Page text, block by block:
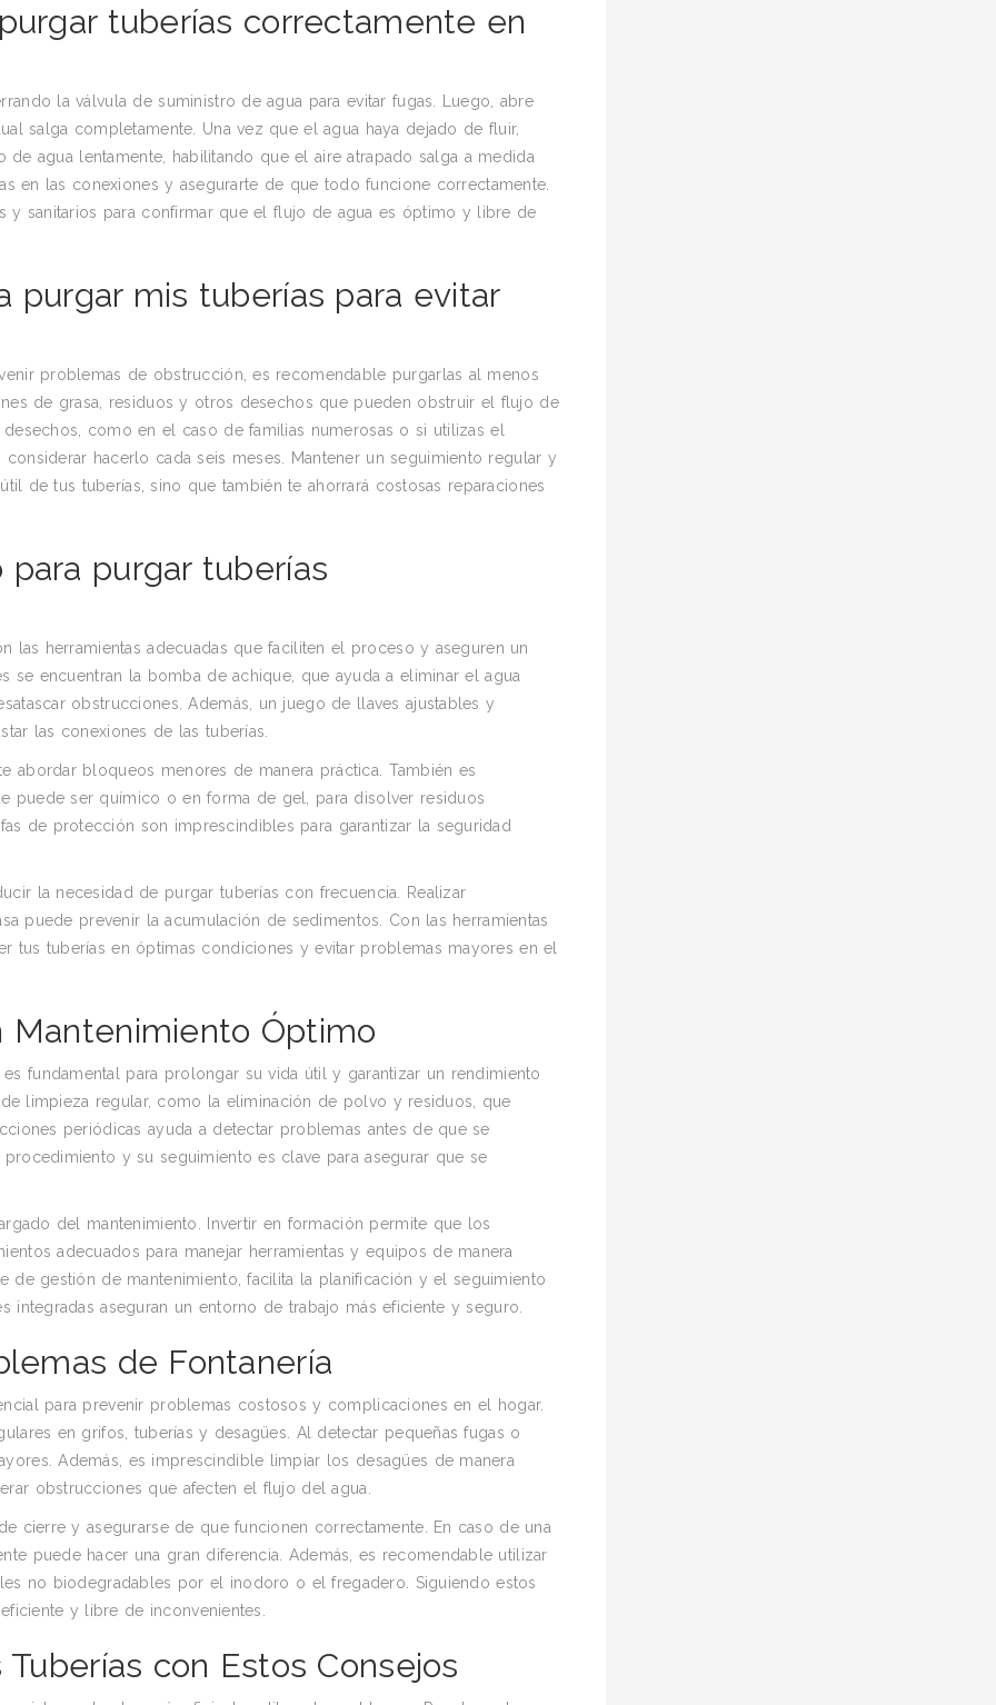
tuberías correctamente en
la válvula de suministro de agua para evitar fugas. Luego, abre
salga completamente. Una vez que el agua haya dejado de fluir,
agua lentamente, habilitando que el aire atrapado salga a medida
en las conexiones y asegurarte de que todo funcione correctamente.
y sanitarios para confirmar que el flujo de agua es óptimo y libre de
purgar mis tuberías para evitar
problemas de obstrucción, es recomendable purgarlas al menos
de grasa, residuos y otros desechos que pueden obstruir el flujo de
como en el caso de familias numerosas o si utilizas el
hacerlo cada seis meses. Mantener un seguimiento regular y
de tus tuberías, sino que también te ahorrará costosas reparaciones
purgar tuberías
las herramientas adecuadas que faciliten el proceso y aseguren un
se encuentran la bomba de achique, que ayuda a eliminar el agua
obstrucciones. Además, un juego de llaves ajustables y
las conexiones de las tuberías.
abordar bloqueos menores de manera práctica. También es
puede ser químico o en forma de gel, para disolver residuos
de protección son imprescindibles para garantizar la seguridad
la necesidad de purgar tuberías con frecuencia. Realizar
puede prevenir la acumulación de sedimentos. Con las herramientas
tus tuberías en óptimas condiciones y evitar problemas mayores en el
Mantenimiento Óptimo
fundamental para prolongar su vida útil y garantizar un rendimiento
limpieza regular, como la eliminación de polvo y residuos, que
periódicas ayuda a detectar problemas antes de que se
y su seguimiento es clave para asegurar que se
del mantenimiento. Invertir en formación permite que los
adecuados para manejar herramientas y equipos de manera
gestión de mantenimiento, facilita la planificación y el seguimiento
integradas aseguran un entorno de trabajo más eficiente y seguro.
de Fontanería
para prevenir problemas costosos y complicaciones en el hogar.
en grifos, tuberías y desagües. Al detectar pequeñas fugas o
Además, es imprescindible limpiar los desagües de manera
obstrucciones que afecten el flujo del agua.
cierre y asegurarse de que funcionen correctamente. En caso de una
puede hacer una gran diferencia. Además, es recomendable utilizar
no biodegradables por el inodoro o el fregadero. Siguiendo estos
y libre de inconvenientes.
con Estos Consejos